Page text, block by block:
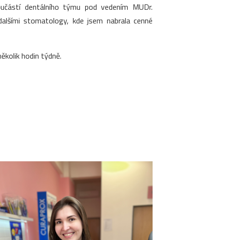
dentálního týmu pod vedením MUDr.
stomatology, kde jsem nabrala cenné
hodin týdně.